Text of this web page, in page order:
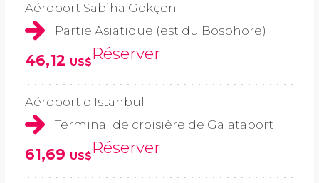
Aéroport Sabiha Gökçen
Partie Asiatique (est du Bosphore)
46,12 US$Réserver
Aéroport d'Istanbul
Terminal de croisière de Galataport
61,69 US$Réserver